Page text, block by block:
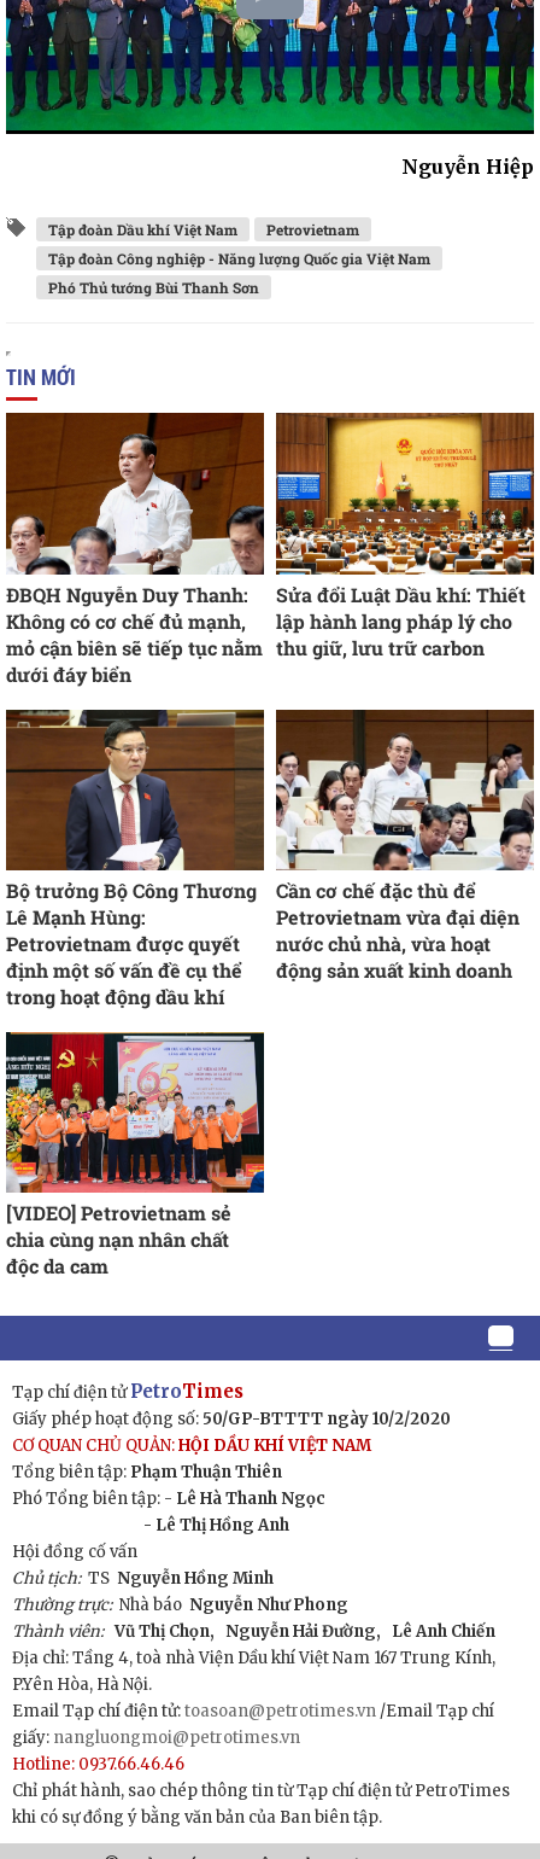
Nguyễn Hiệp
Tập đoàn Dầu khí Việt Nam
Petrovietnam
Tập đoàn Công nghiệp - Năng lượng Quốc gia Việt Nam
Phó Thủ tướng Bùi Thanh Sơn
TIN MỚI
ĐBQH Nguyễn Duy Thanh:
Không có cơ chế đủ mạnh,
mỏ cận biên sẽ tiếp tục nằm
dưới đáy biển
Sửa đổi Luật Dầu khí: Thiết
lập hành lang pháp lý cho
thu giữ, lưu trữ carbon
Bộ trưởng Bộ Công Thương
Lê Mạnh Hùng:
Petrovietnam được quyết
định một số vấn đề cụ thể
trong hoạt động dầu khí
Cần cơ chế đặc thù để
Petrovietnam vừa đại diện
nước chủ nhà, vừa hoạt
động sản xuất kinh doanh
[VIDEO] Petrovietnam sẻ
chia cùng nạn nhân chất
độc da cam
Tạp chí điện tửPetroTimes
Giấy phép hoạt động số: 50/GP-BTTTT ngày 10/2/2020
CƠ QUAN CHỦ QUẢN:HỘI DẦU KHÍ VIỆT NAM
Tổng biên tập: Phạm Thuận Thiên
Phó Tổng biên tập: - Lê Hà Thanh Ngọc
- Lê Thị Hồng Anh
Hội đồng cố vấn
Chủ tịch:TS Nguyễn Hồng Minh
Thường trực: Nhà báo Nguyễn Như Phong
Thành viên: Vũ Thị Chọn, Nguyễn Hải Đường,
Lê Anh Chiến
Địa chỉ: Tầng 4, toà nhà Viện Dầu khí Việt Nam 167 Trung Kính,
P.Yên Hòa, Hà Nội.
Email Tạp chí điện tử:toasoan@petrotimes.vn /Email Tạp chí
giấy: nangluongmoi@petrotimes.vn
Hotline: 0937.66.46.46
Chỉ phát hành, sao chép thông tin từ Tạp chí điện tử PetroTimes
khi có sự đồng ý bằng văn bản của Ban biên tập.